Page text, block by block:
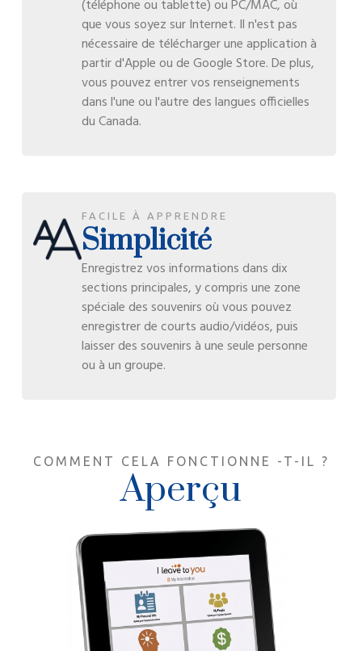
(téléphone ou tablette) ou PC/MAC, où
que vous soyez sur Internet. Il n'est pas
nécessaire de télécharger une application à
partir d'Apple ou de Google Store. De plus,
vous pouvez entrer vos renseignements
dans l'une ou l'autre des langues officielles
du Canada.
FACILE À APPRENDRE
Simplicité
Enregistrez vos informations dans dix
sections principales, y compris une zone
spéciale des souvenirs où vous pouvez
enregistrer de courts audio/vidéos, puis
laisser des souvenirs à une seule personne
ou à un groupe.
COMMENT CELA FONCTIONNE -T-IL ?
Aperçu